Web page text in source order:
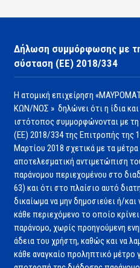
Δήλωση συμμόρφωσης με
σύσταση (ΕΕ) 2018/334
Η ατομική επιχείρηση
ΚΩΝ/ΝΟΣ » δηλώνει ότι η ίδια
ιστότοπος συμμορφώνονται με
(ΕΕ) 2018/334 της Επιτροπής της
Μαρτίου 2018 σχετικά με τα μέτρα
αποτελεσματική αντιμετώπιση
παράνομου περιεχομένου στο
63) και ότι στο πλαίσιο αυτό
δικαίωμα να μην δημοσιεύει ή/και
κάθε περιεχόμενο το οποίο κρίνει
παράνομο, χωρίς προηγούμενη
άδεια του χρήστη, καθώς και να
κάθε αναγκαίο προληπτικό μέτρο